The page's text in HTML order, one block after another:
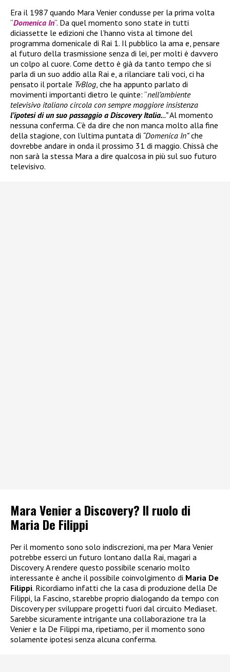
Era il 1987 quando Mara Venier condusse per la prima volta
“Domenica In“. Da quel momento sono state in tutti
diciassette le edizioni che l’hanno vista al timone del
programma domenicale di Rai 1. Il pubblico la ama e, pensare
al futuro della trasmissione senza di lei, per molti è davvero
un colpo al cuore. Come detto è già da tanto tempo che si
parla di un suo addio alla Rai e, a rilanciare tali voci, ci ha
pensato il portale TvBlog, che ha appunto parlato di
movimenti importanti dietro le quinte: “nell’ambiente
televisivo italiano circola con sempre maggiore insistenza
l’ipotesi di un suo passaggio a Discovery Italia...”Al momento
nessuna conferma. C’è da dire che non manca molto alla fine
della stagione, con l’ultima puntata di “Domenica In”che
dovrebbe andare in onda il prossimo 31 di maggio. Chissà che
non sarà la stessa Mara a dire qualcosa in più sul suo futuro
televisivo.
Mara Venier a Discovery? Il ruolo di
Maria De Filippi
Per il momento sono solo indiscrezioni, ma per Mara Venier
potrebbe esserci un futuro lontano dalla Rai, magari a
Discovery. A rendere questo possibile scenario molto
interessante è anche il possibile coinvolgimento di Maria De
Filippi. Ricordiamo infatti che la casa di produzione della De
Filippi, la Fascino, starebbe proprio dialogando da tempo con
Discovery per sviluppare progetti fuori dal circuito Mediaset.
Sarebbe sicuramente intrigante una collaborazione tra la
Venier e la De Filippi ma, ripetiamo, per il momento sono
solamente ipotesi senza alcuna conferma.